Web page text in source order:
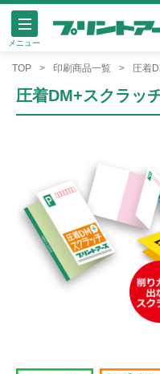
メニュー
TOP 印刷商品一覧 圧着
圧着DM+スクラッ